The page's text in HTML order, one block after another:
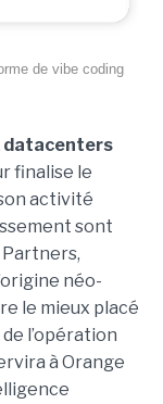
de vibe coding
datacenters
finalise le
activité
sont
néo-
le mieux placé
l’opération
à Orange